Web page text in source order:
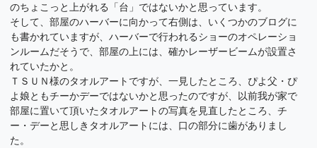
のちょこっと上がれる「台」ではないかと思っています。
そして、部屋のハーバーに向かって右側は、いくつかのブログに
も書かれていますが、ハーバーで行われるショーのオペレーショ
ンルームだそうで、部屋の上には、確かレーザービームが設置さ
れていたかと。
ＴＳＵＮ様のタオルアートですが、一見したところ、ぴよ父・ぴ
よ娘ともチーかデーではないかと思ったのですが、以前我が家で
部屋に置いて頂いたタオルアートの写真を見直したところ、チ
ー・デーと思しきタオルアートには、口の部分に歯がありまし
た。